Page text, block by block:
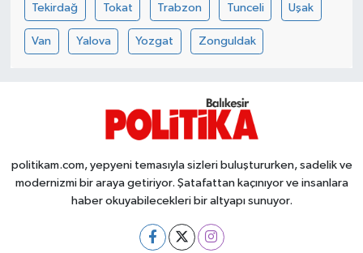
Tekirdağ Tokat Trabzon Tunceli Uşak
Van Yalova Yozgat Zonguldak
politikam.com, yepyeni temasıyla sizleri buluştururken, sadelik ve
modernizmi bir araya getiriyor. Şatafattan kaçınıyor ve insanlara
haber okuyabilecekleri bir altyapı sunuyor.
Savaştepe
SEYAHAT
SPOR